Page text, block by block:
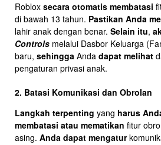
Roblox secara otomatis membatasi
di bawah 13 tahun. Pastikan Anda
lahir anak dengan benar. Selain itu,
Controls melalui Dasbor Keluarga
baru, sehingga Anda dapat melihat
pengaturan privasi anak.
2. Batasi Komunikasi dan Obrolan
Langkah terpenting yang harus
membatasi atau mematikan fitur
asing. Anda dapat mengatur